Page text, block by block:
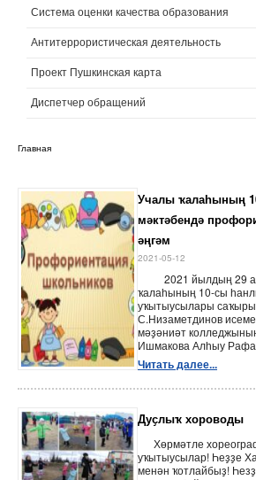
Система оценки качества образования
Антитеррористическая деятельность
Проект Пушкинская карта
Диспетчер обращений
Главная
Учалы ҡалаһының
мәктәбендә
әңгәм
2021-05-12
2021 йылдың 29
ҡалаһының 10-сы
уҡытыусылары
С.Низаметдинов
мәҙәниәт
Ишмакова Алһыу
Читать далее...
Дуҫлыҡ хороводы
Хөрмәтле
уҡытыусылар! Һеҙҙе
менән ҡотлайбыҙ!